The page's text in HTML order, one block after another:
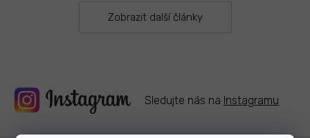
Zobrazit další články
Sledujte nás na Instagramu